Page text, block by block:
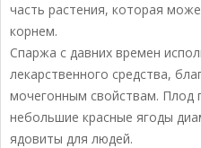
часть растения, которая
корнем.
Спаржа с давних времен
лекарственного средства,
мочегонным свойствам. Плод
небольшие красные ягоды
ядовиты для людей.